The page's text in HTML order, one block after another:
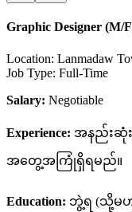
Graphic Designer (M/
Location: Lanmadaw
Job Type: Full-Time
Salary: Negotiable
Experience: အနည်းဆုံ
အတွေ့အကြုံရှိရမည်။
Education: ဘွဲ့ရ (သို့မဟု